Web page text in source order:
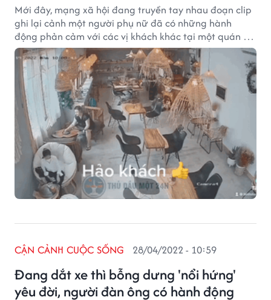
Mới đây, mạng xã hội đang truyền tay nhau đoạn clip
ghi lại cảnh một người phụ nữ đã có những hành
động phản cảm với các vị khách khác tại một quán cà
phê ở Bình Dương gây xôn xao bàn tán.
Đang dắt xe thì bỗng dưng 'nổi hứng'
yêu đời, người đàn ông có hành động
CẬN CẢNH CUỘC SỐNG 28/04/2022 - 10:59